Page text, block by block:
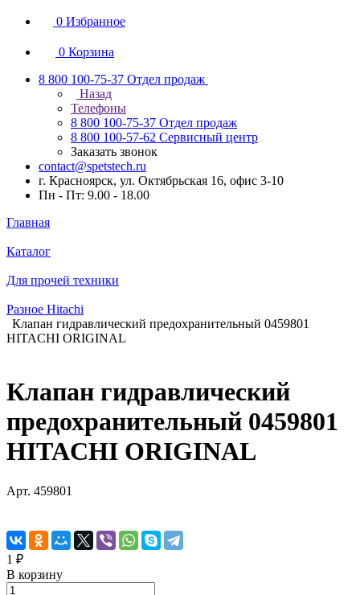
0 Избранное
0 Корзина
8 800 100-75-37 Отдел продаж
Назад
Телефоны
8 800 100-75-37 Отдел продаж
8 800 100-57-62 Сервисный центр
Заказать звонок
contact@spetstech.ru
г. Красноярск, ул. Октябрьская 16, офис 3-10
Пн - Пт: 9.00 - 18.00
Главная
Каталог
Для прочей техники
Разное Hitachi
Клапан гидравлический предохранительный 0459801
HITACHI ORIGINAL
Клапан гидравлический
предохранительный 0459801
HITACHI ORIGINAL
Арт. 459801
1 ₽
В корзину